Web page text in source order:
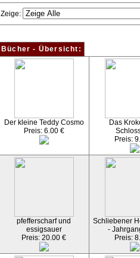
Zeige:
Bücher - Übersicht:
Der kleine Teddy Cosmo
Preis: 6.00 €
Das
Preis:
pfefferscharf und
essigsauer
Preis: 20.00 €
Schliebener
-
Preis: